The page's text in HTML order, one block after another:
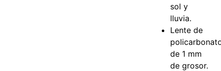
sol y
lluvia.
Lente de
de 1 mm
de grosor.